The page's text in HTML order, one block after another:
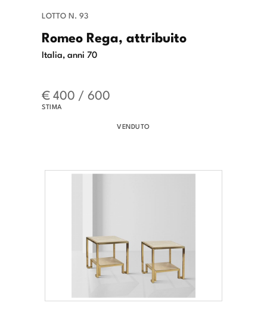
LOTTO N. 93
Romeo Rega, attribuito
Italia, anni 70
€ 400 / 600
STIMA
VENDUTO